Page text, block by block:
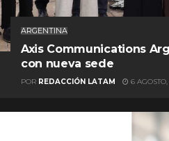
ARGENTINA
Axis Communications
con nueva sede
POR REDACCIÓN LATAM 6